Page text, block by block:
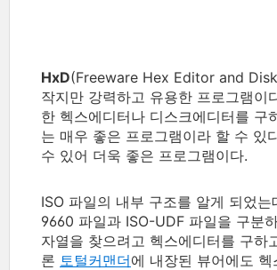
HxD(Freeware Hex Editor and
작지만 강력하고 유용한 프로그램이
한 헥스에디터나 디스크에디터를 구
는 매우 좋은 프로그램이라 할 수 있
수 있어 더욱 좋은 프로그램이다.
ISO 파일의 내부 구조를 알게 되었는
9660 파일과 ISO-UDF 파일을 구분
자열을 찾으려고 헥스에디터를 구하
론 토털커맨더에 내장된 뷰어에도 헥